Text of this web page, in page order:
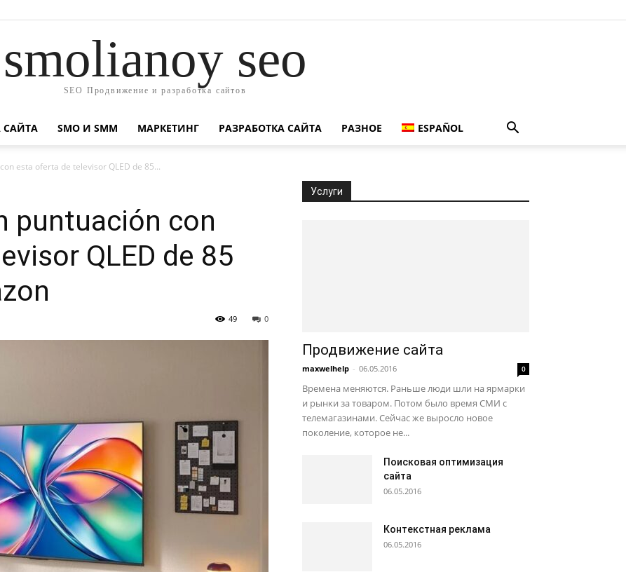
smolianoy seo
SEO Продвижение и разработка сайтов
САЙТА SMO И SMM МАРКЕТИНГ РАЗРАБОТКА САЙТА РАЗНОЕ ESPAÑOL
esta oferta de televisor QLED de 85...
puntuación con
QLED de 85
0
49
Услуги
Продвижение сайта
maxwelhelp - 06.05.2016 0
Времена меняются. Раньше люди шли на ярмарки
и рынки за товаром. Потом было время СМИ с
телемагазинами. Сейчас же выросло новое
поколение, которое не...
Поисковая оптимизация
сайта
06.05.2016
Контекстная реклама
06.05.2016